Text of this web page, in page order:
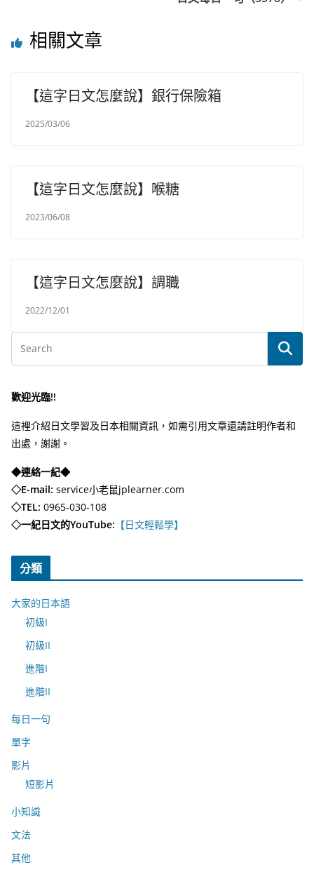
相關文章
【這字日文怎麼說】銀行保險箱
2025/03/06
【這字日文怎麼說】喉糖
2023/06/08
【這字日文怎麼說】調職
2022/12/01
歡迎光臨!!
這裡介紹日文學習及日本相關資訊，如需引用文章還請註明作者和
出處，謝謝。
◆連絡一紀◆
◇E-mail: service小老鼠jplearner.com
◇TEL: 0965-030-108
◇一紀日文的YouTube: 【日文輕鬆學】
分類
大家的日本語
初級I
初級II
進階I
進階II
每日一句
單字
影片
短影片
小知識
文法
其他